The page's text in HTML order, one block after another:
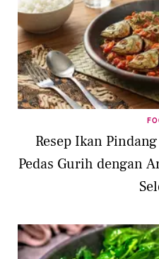
Resep Ikan
Pedas Gurih dengan